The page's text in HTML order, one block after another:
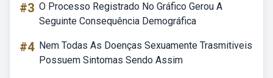
#3 O Processo Registrado No Gráfico Gerou A
Seguinte Consequência Demográfica
#4 Nem Todas As Doenças Sexuamente Trasmitiveis
Possuem Sintomas Sendo Assim